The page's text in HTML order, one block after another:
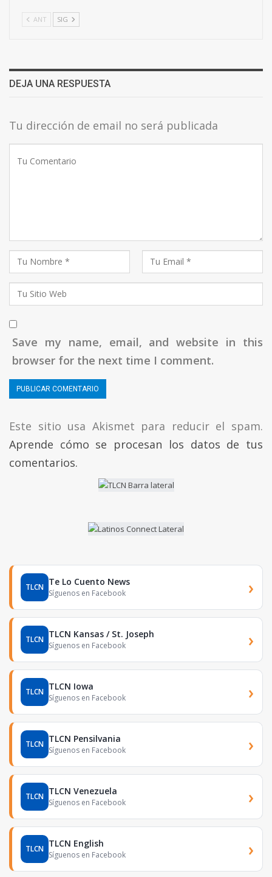
ANT SIG
DEJA UNA RESPUESTA
Tu dirección de email no será publicada
Save my name, email, and website in this
browser for the next time I comment.
Este sitio usa Akismet para reducir el spam.
Aprende cómo se procesan los datos de tus
comentarios.
TLCN Te Lo Cuento News
Síguenos en Facebook ›
TLCN TLCN Kansas / St. Joseph
Síguenos en Facebook ›
TLCN TLCN Iowa
Síguenos en Facebook ›
TLCN TLCN Pensilvania
Síguenos en Facebook ›
TLCN TLCN Venezuela
Síguenos en Facebook ›
TLCN TLCN English
Síguenos en Facebook ›